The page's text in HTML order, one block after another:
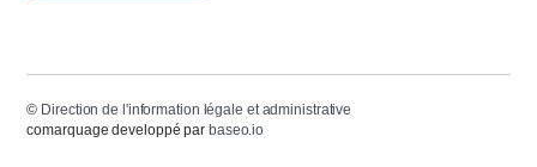
© Direction de l'information légale et administrative
comarquage developpé par baseo.io